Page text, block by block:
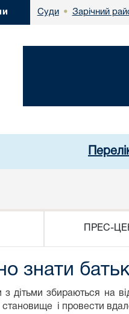
Суди • Зарічний
ПРЕС-
знати
з дітьми збираються
і провести